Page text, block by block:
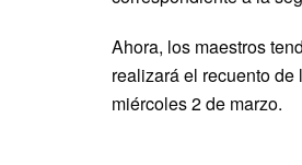
Ahora, los maestros
realizará el recuento
miércoles 2 de marzo.